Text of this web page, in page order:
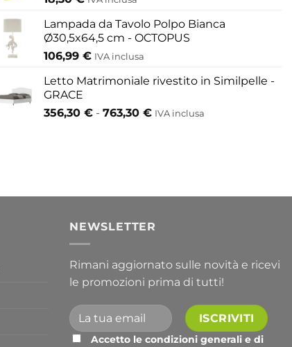
Lampada da Tavolo Polpo Bianca
Ø30,5x64,5 cm - OCTOPUS
106,99 € IVA inclusa
Letto Matrimoniale rivestito in Similpelle -
GRACE
356,30 € - 763,30 €Fascia
763,30 €
IVA inclusa
NEWSLETTER
Rimani aggiornato sulle novità e ricevi
le promozioni prima di tutti!
Accetto le condizioni generali e di